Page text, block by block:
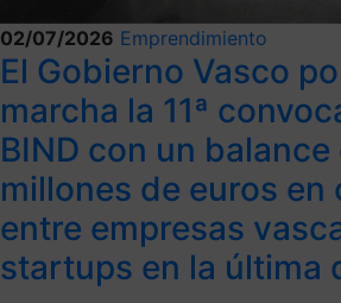
02/07/2026 Emprendimiento
El Gobierno Vasco
marcha la 11ª
BIND con un balance
millones de euros en
entre empresas
startups en la última